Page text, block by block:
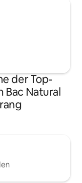
der Top-
Bac Natural